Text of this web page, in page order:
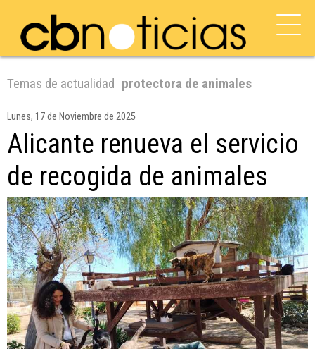
Temas de actualidad protectora de animales
Lunes, 17 de Noviembre de 2025
Alicante renueva el servicio
de recogida de animales